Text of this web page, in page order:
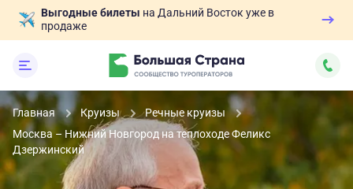
Выгодные билеты на Дальний Восток уже в
продаже
Главная Круизы
Речные круизы
Москва – Нижний Новгород на теплоходе Феликс
Дзержинский